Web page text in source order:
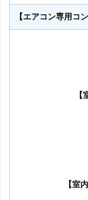
【エアコン専用コ
【
【室